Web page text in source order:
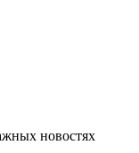
новостях